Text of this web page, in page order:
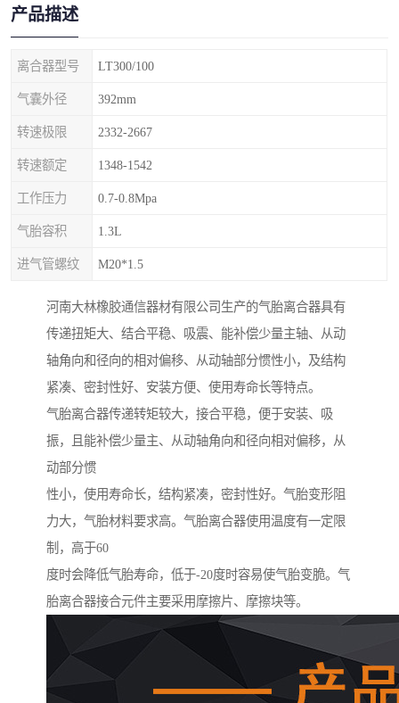
产品描述
离合器型号 LT300/100
气囊外径 392mm
转速极限 2332-2667
转速额定 1348-1542
工作压力 0.7-0.8Mpa
气胎容积 1.3L
进气管螺纹 M20*1.5
河南大林橡胶通信器材有限公司生产的气胎离合器具有
传递扭矩大、结合平稳、吸震、能补偿少量主轴、从动
轴角向和径向的相对偏移、从动轴部分惯性小，及结构
紧凑、密封性好、安装方便、使用寿命长等特点。
气胎离合器传递转矩较大，接合平稳，便于安装、吸
振，且能补偿少量主、从动轴角向和径向相对偏移，从
动部分惯
性小，使用寿命长，结构紧凑，密封性好。气胎变形阻
力大，气胎材料要求高。气胎离合器使用温度有一定限
制，高于60
度时会降低气胎寿命，低于-20度时容易使气胎变脆。气
胎离合器接合元件主要采用摩擦片、摩擦块等。